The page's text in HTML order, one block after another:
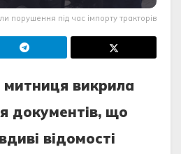
порушення під час імпорту тракторів
митниця викрила
документів, що
відомості